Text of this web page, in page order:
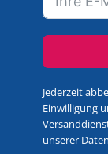
Jederzeit
Einwilligung
unserer